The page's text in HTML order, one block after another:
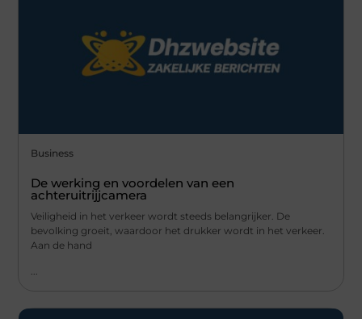
Business
De werking en voordelen van een
achteruitrijjcamera
Veiligheid in het verkeer wordt steeds belangrijker. De
bevolking groeit, waardoor het drukker wordt in het verkeer.
Aan de hand
...